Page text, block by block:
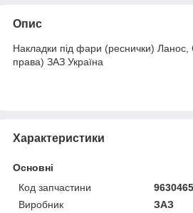
Опис
Накладки під фари (реснички) Ланос,
права) ЗАЗ Україна
Характеристики
Основні
Код запчастини
Виробник
ЗАЗ